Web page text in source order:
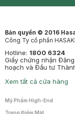
Bản quyền © 2016
Công Ty cổ phần
Hotline: 1800 6324
Giấy chứng nhận
hoạch và Đầu tư
Xem tất cả cửa hàng
Mỹ Phẩm High-End
Trang Điểm Mặt